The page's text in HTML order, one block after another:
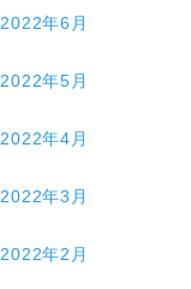
2022年6月
2022年5月
2022年4月
2022年3月
2022年2月